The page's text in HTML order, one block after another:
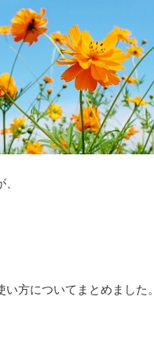
方についてまとめました。